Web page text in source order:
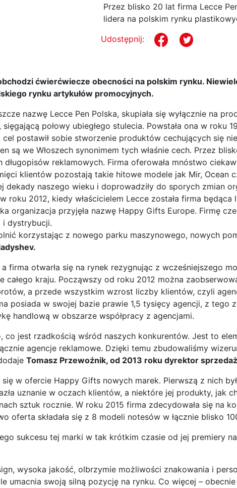
Przez blisko 20 lat firma Lecce
lidera na polskim rynku
Udostępnij:
ćwierćwiecze obecności na polskim rynku.
rynku artykułów promocyjnych.
nazwę Lecce Pen Polska, skupiała się wyłącznie na
połowy ubiegłego stulecia. Powstała ona w roku
postawił sobie stworzenie produktów cechujących się
są we Włoszech synonimem tych właśnie cech. Przez
reklamowych. Firma oferowała mnóstwo
klientów pozostają takie hitowe modele jak Mir, Ocean
naszego wieku i doprowadziły do sporych zmian
roku 2012, kiedy właścicielem Lecce została firma
organizacja przyjęła nazwę Happy Gifts Europe. Firmę
i dystrybucji.
korzystając z nowego parku maszynowego, nowych
firma otwarła się na rynek rezygnując z wcześniejszego
kraju. Począwszy od roku 2012 można
a przede wszystkim wzrost liczby klientów, czyli
posiada w swojej bazie prawie 1,5 tysięcy agencji, z tego
handlową w obszarze współpracy z agencjami.
jest rzadkością wśród naszych konkurentów. Jest to
agencje reklamowe. Dzięki temu zbudowaliśmy
Tomasz Przewoźnik, od 2013 roku dyrektor
w ofercie Happy Gifts nowych marek. Pierwszą z nich
uznanie w oczach klientów, a niektóre jej produkty, jak
sztuk rocznie. W roku 2015 firma zdecydowała się na
oferta składała się z 8 modeli notesów w łącznie blisko
sukcesu tej marki w tak krótkim czasie od jej premiery
wysoka jakość, olbrzymie możliwości znakowania i
umacnia swoją silną pozycję na rynku. Co więcej –